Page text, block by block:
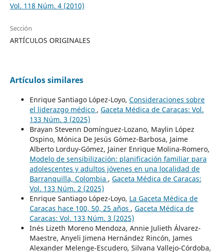
Vol. 118 Núm. 4 (2010)
Sección
ARTÍCULOS ORIGINALES
Artículos similares
Enrique Santiago López-Loyo, Consideraciones sobre
el liderazgo médico , Gaceta Médica de Caracas: Vol.
133 Núm. 3 (2025)
Brayan Stevenn Domínguez-Lozano, Maylin López
Ospino, Mónica De Jesús Gómez-Barbosa, Jaime
Alberto Lorduy-Gómez, Jainer Enrique Molina-Romero,
Modelo de sensibilización: planificación familiar para
adolescentes y adultos jóvenes en una localidad de
Barranquilla, Colombia , Gaceta Médica de Caracas:
Vol. 133 Núm. 2 (2025)
Enrique Santiago López-Loyo, La Gaceta Médica de
Caracas hace 100, 50, 25 años , Gaceta Médica de
Caracas: Vol. 133 Núm. 3 (2025)
Inés Lizeth Moreno Mendoza, Annie Julieth Álvarez-
Maestre, Anyeli Jimena Hernández Rincón, James
Alexander Melenge-Escudero, Silvana Vallejo-Córdoba,